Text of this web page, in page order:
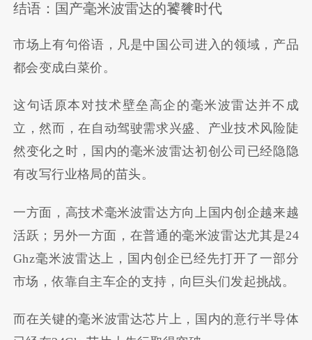
结语：国产毫米波雷达的饕餮时代
市场上有句俗语，凡是中国公司进入的领域，产品
都会变成白菜价。
这句话原本对技术壁垒高企的毫米波雷达并不成
立，然而，在自动驾驶需求兴盛、产业技术风险陡
然变化之时，国内的毫米波雷达初创公司已经隐隐
有改写行业格局的苗头。
一方面，高技术毫米波雷达方向上国内创企越来越
活跃；另外一方面，在普通的毫米波雷达尤其是24
Ghz毫米波雷达上，国内创企已经先打开了一部分
市场，依靠自主车企的支持，向巨头们发起挑战。
而在关键的毫米波雷达芯片上，国内的意行半导体